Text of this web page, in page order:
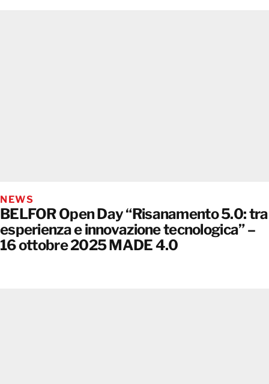
NEWS
BELFOR Open Day “Risanamento 5.0: tra
esperienza e innovazione tecnologica” –
16 ottobre 2025 MADE 4.0